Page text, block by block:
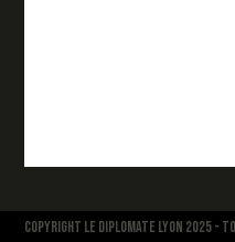
COPYRIGHT LE DIPLOMATE LYON 2025 -